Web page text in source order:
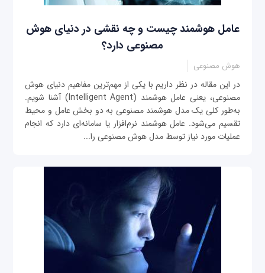
عامل هوشمند چیست و چه نقشی در دنیای هوش
مصنوعی دارد؟
هوش مصنوعی
در این مقاله در نظر داریم با یکی از مهم‌ترین مفاهیم دنیای هوش
مصنوعی، یعنی عامل هوشمند (Intelligent Agent) آشنا شویم.
به‌طور کلی یک مدل هوشمند مصنوعی به دو بخش عامل و محیط
تقسیم می‌شود. عامل هوشمند نرم‌افزار یا سامانه‌ای دارد که انجام
عملیات مورد نیاز توسط مدل هوش مصنوعی را...